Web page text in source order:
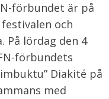
förbundet är på
och
På lördag den 4
förbundets
Diakité på
med